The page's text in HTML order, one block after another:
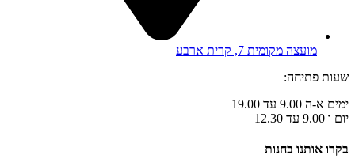
מועצה מקומית 7, קרית ארבע
שעות פתיחה:
ימים א-ה 9.00 עד 19.00
יום ו 9.00 עד 12.30
בקרו אותנו בחנות